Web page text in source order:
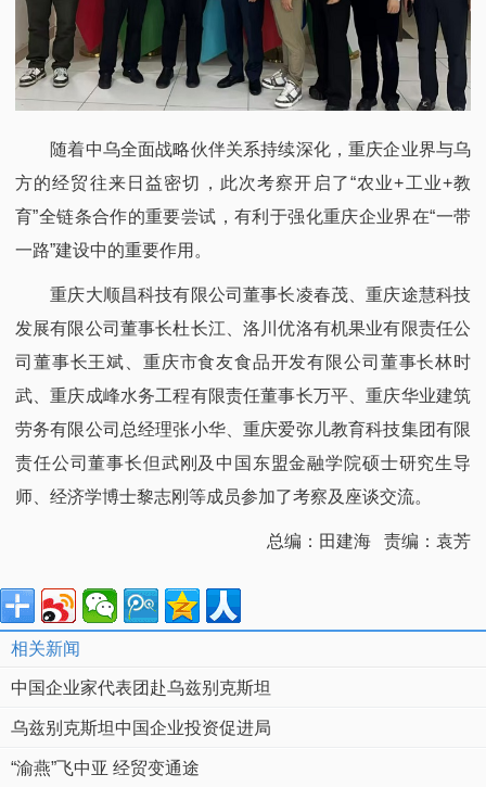
随着中乌全面战略伙伴关系持续深化，重庆企业界与乌
方的经贸往来日益密切，此次考察开启了“农业+工业+教
育”全链条合作的重要尝试，有利于强化重庆企业界在“一带
一路”建设中的重要作用。
重庆大顺昌科技有限公司董事长凌春茂、重庆途慧科技
发展有限公司董事长杜长江、洛川优洛有机果业有限责任公
司董事长王斌、重庆市食友食品开发有限公司董事长林时
武、重庆成峰水务工程有限责任董事长万平、重庆华业建筑
劳务有限公司总经理张小华、重庆爱弥儿教育科技集团有限
责任公司董事长但武刚及中国东盟金融学院硕士研究生导
师、经济学博士黎志刚等成员参加了考察及座谈交流。
总编：田建海 责编：袁芳
相关新闻
中国企业家代表团赴乌兹别克斯坦
乌兹别克斯坦中国企业投资促进局
“渝燕”飞中亚 经贸变通途